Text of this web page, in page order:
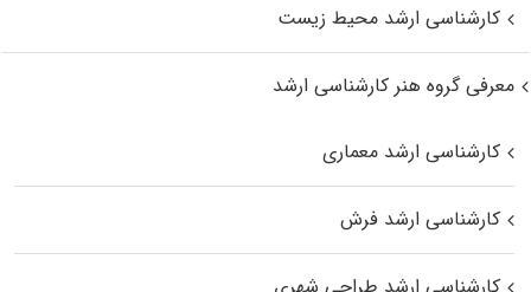
کارشناسی ارشد محیط زیست
معرفی گروه هنر کارشناسی ارشد
کارشناسی ارشد معماری
کارشناسی ارشد فرش